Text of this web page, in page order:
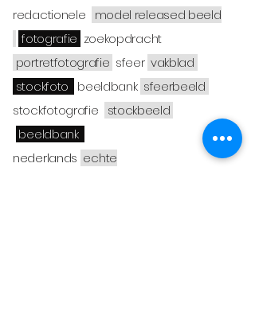
redactionele
model released beeld
fotografie zoekopdracht
portretfotografie sfeer vakblad
stockfoto
beeldbank sfeerbeeld
stockfotografie
stockbeeld
beeldbank
nederlands echte